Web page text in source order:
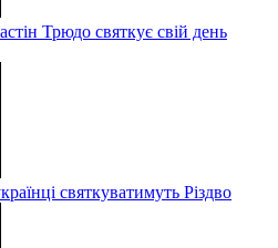
Трюдо святкує свій день
святкуватимуть Різдво